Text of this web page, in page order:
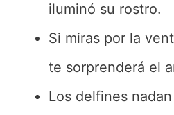
iluminó su rostro.
Si miras por la
te sorprenderá el
Los delfines nadan